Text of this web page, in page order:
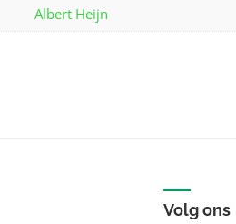
Albert Heijn
Volg ons